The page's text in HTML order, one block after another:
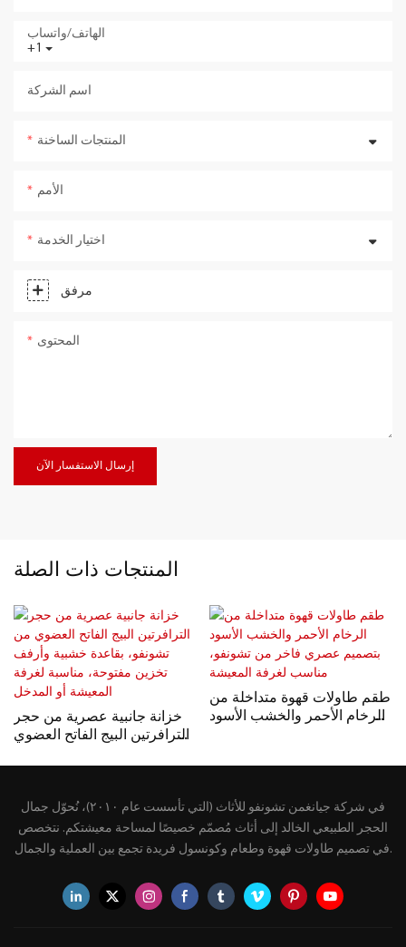
+1
الهاتف/واتساب
اسم الشركة
المنتجات الساخنة
الأمم
اختيار الخدمة
مرفق
المحتوى
إرسال الاستفسار الآن
المنتجات ذات الصلة
خزانة جانبية عصرية من حجر
الترافرتين البيج الفاتح العضوي
طقم طاولات قهوة متداخلة من
الرخام الأحمر والخشب الأسود
في شركة جيانغمن تشونفو للأثاث (التي تأسست عام ٢٠١٠)، نُحوّل جمال
الحجر الطبيعي الخالد إلى أثاث مُصمّم خصيصًا لمساحة معيشتكم. نتخصص
في تصميم طاولات قهوة وطعام وكونسول فريدة تجمع بين العملية والجمال.